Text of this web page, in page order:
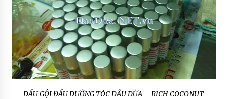
DẦU GỘI ĐẦU DƯỠNG TÓC DẦU DỪA – RICH COCONUT